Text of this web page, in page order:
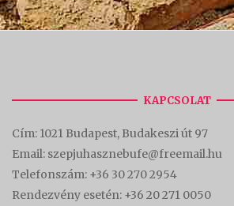
KAPCSOLAT
Cím: 1021 Budapest, Budakeszi út 97
Email: szepjuhasznebufe@freemail.hu
Telefonszám: +36 30 270 2954
Rendezvény esetén: +36 20 271 0050